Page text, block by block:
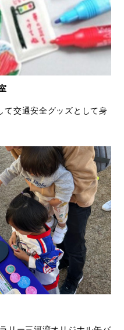
て交通安全グッズとして身